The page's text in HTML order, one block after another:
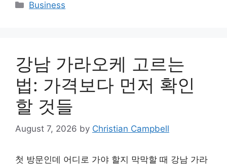
Categories
Business
강남 가라오케 고르는
법: 가격보다 먼저 확인
할 것들
August 7, 2026 by Christian Campbell
첫 방문인데 어디로 가야 할지 막막할 때 강남 가라